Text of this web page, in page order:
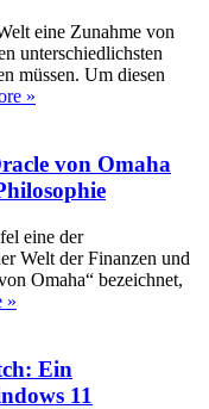
eine Zunahme von
unterschiedlichsten
müssen. Um diesen
»
von Omaha
eine der
Welt der Finanzen und
Omaha“ bezeichnet,
»
Ein
11